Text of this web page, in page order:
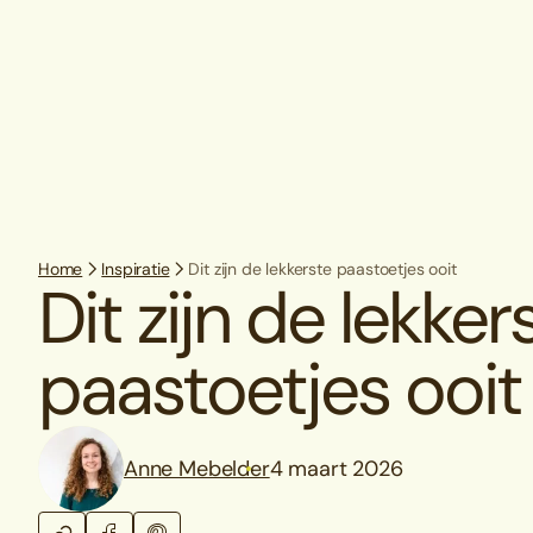
Home Inspiratie Dit zijn de lekkerste paastoetjes ooit
Dit zijn de
paastoetjes ooit
Anne Mebelder4 maart 2026